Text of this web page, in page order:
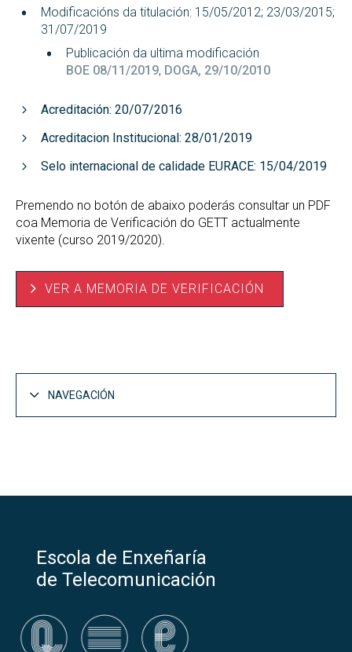
Modificacións da titulación: 15/05/2012; 23/03/2015;
31/07/2019
Publicación da ultima modificación
BOE 08/11/2019, DOGA, 29/10/2010
Acreditación: 20/07/2016
Acreditacion Institucional: 28/01/2019
Selo internacional de calidade EURACE: 15/04/2019
Premendo no botón de abaixo poderás consultar un PDF
coa Memoria de Verificación do GETT actualmente
vixente (curso 2019/2020).
VER A MEMORIA DE VERIFICACIÓN
NAVEGACIÓN
Planificación do ensino no GETT
Materias por curso e guías docentes do GETT
Escola de Enxeñaría
de Telecomunicación